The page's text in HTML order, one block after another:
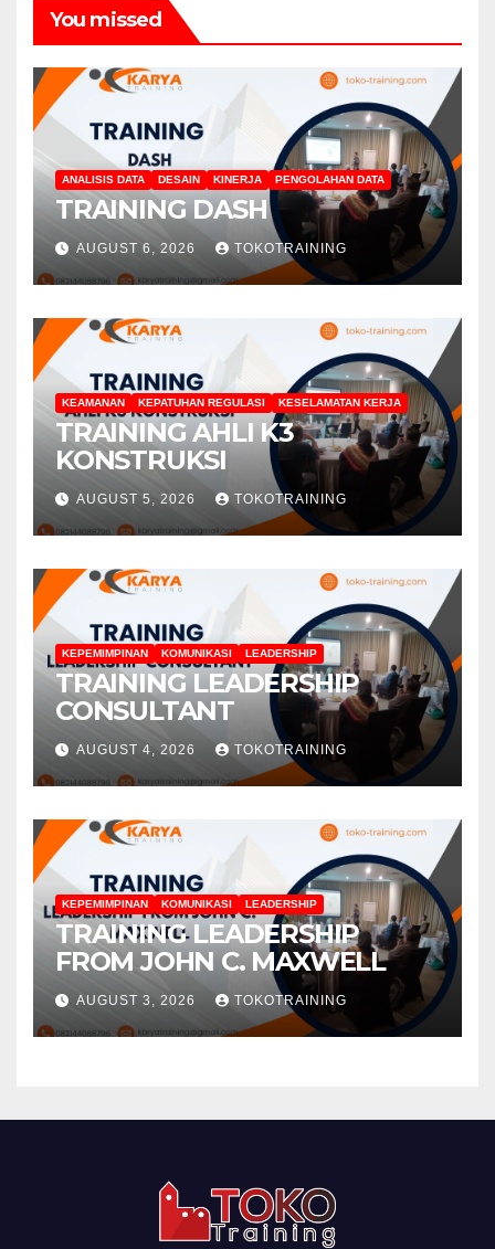
You missed
ANALISIS DATA DESAIN KINERJA PENGOLAHAN DATA
TRAINING DASH
AUGUST 6, 2026 TOKOTRAINING
KEAMANAN KEPATUHAN REGULASI KESELAMATAN KERJA
TRAINING AHLI K3
KONSTRUKSI
AUGUST 5, 2026 TOKOTRAINING
KEPEMIMPINAN KOMUNIKASI LEADERSHIP
TRAINING LEADERSHIP
CONSULTANT
AUGUST 4, 2026 TOKOTRAINING
KEPEMIMPINAN KOMUNIKASI LEADERSHIP
TRAINING LEADERSHIP
FROM JOHN C. MAXWELL
AUGUST 3, 2026 TOKOTRAINING